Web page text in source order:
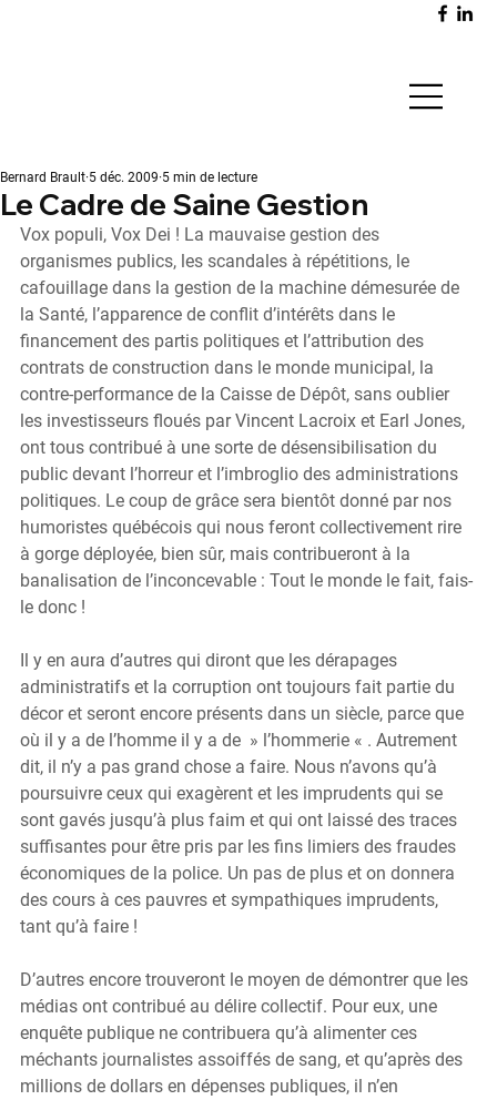
Le Cadre de Saine Gestion
Bernard Brault 5 déc. 2009 5 min de lecture
Vox populi, Vox Dei ! La mauvaise gestion des
organismes publics, les scandales à répétitions, le
cafouillage dans la gestion de la machine démesurée de
la Santé, l’apparence de conflit d’intérêts dans le
financement des partis politiques et l’attribution des
contrats de construction dans le monde municipal, la
contre-performance de la Caisse de Dépôt, sans oublier
les investisseurs floués par Vincent Lacroix et Earl Jones,
ont tous contribué à une sorte de désensibilisation du
public devant l’horreur et l’imbroglio des administrations
politiques. Le coup de grâce sera bientôt donné par nos
humoristes québécois qui nous feront collectivement rire
à gorge déployée, bien sûr, mais contribueront à la
banalisation de l’inconcevable : Tout le monde le fait, fais-
le donc !
Il y en aura d’autres qui diront que les dérapages
administratifs et la corruption ont toujours fait partie du
décor et seront encore présents dans un siècle, parce que
où il y a de l’homme il y a de  » l’hommerie « . Autrement
dit, il n’y a pas grand chose a faire. Nous n’avons qu’à
poursuivre ceux qui exagèrent et les imprudents qui se
sont gavés jusqu’à plus faim et qui ont laissé des traces
suffisantes pour être pris par les fins limiers des fraudes
économiques de la police. Un pas de plus et on donnera
des cours à ces pauvres et sympathiques imprudents,
tant qu’à faire !
D’autres encore trouveront le moyen de démontrer que les
médias ont contribué au délire collectif. Pour eux, une
enquête publique ne contribuera qu’à alimenter ces
méchants journalistes assoiffés de sang, et qu’après des
millions de dollars en dépenses publiques, il n’en